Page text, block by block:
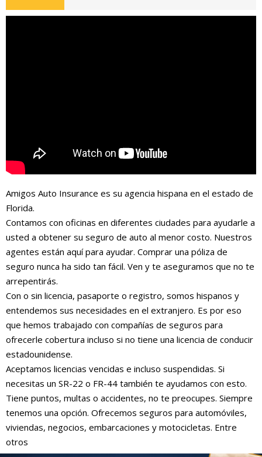
Amigos Auto Insurance es su agencia hispana en el estado de
Florida.
Contamos con oficinas en diferentes ciudades para ayudarle a
usted a obtener su seguro de auto al menor costo. Nuestros
agentes están aquí para ayudar. Comprar una póliza de
seguro nunca ha sido tan fácil. Ven y te aseguramos que no te
arrepentirás.
Con o sin licencia, pasaporte o registro, somos hispanos y
entendemos sus necesidades en el extranjero. Es por eso
que hemos trabajado con compañías de seguros para
ofrecerle cobertura incluso si no tiene una licencia de conducir
estadounidense.
Aceptamos licencias vencidas e incluso suspendidas. Si
necesitas un SR-22 o FR-44 también te ayudamos con esto.
Tiene puntos, multas o accidentes, no te preocupes. Siempre
tenemos una opción. Ofrecemos seguros para automóviles,
viviendas, negocios, embarcaciones y motocicletas. Entre
otros